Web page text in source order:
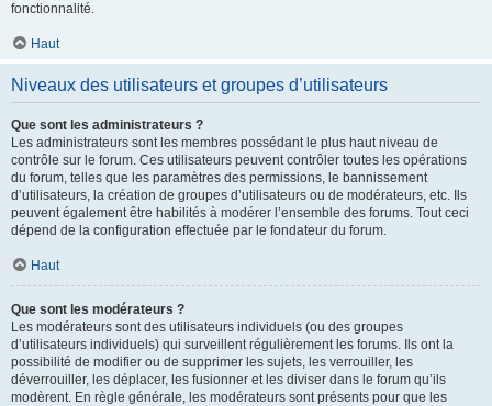
fonctionnalité.
Haut
Niveaux des utilisateurs et groupes d’utilisateurs
Que sont les administrateurs ?
Les administrateurs sont les membres possédant le plus haut niveau de
contrôle sur le forum. Ces utilisateurs peuvent contrôler toutes les opérations
du forum, telles que les paramètres des permissions, le bannissement
d’utilisateurs, la création de groupes d’utilisateurs ou de modérateurs, etc. Ils
peuvent également être habilités à modérer l’ensemble des forums. Tout ceci
dépend de la configuration effectuée par le fondateur du forum.
Haut
Que sont les modérateurs ?
Les modérateurs sont des utilisateurs individuels (ou des groupes
d’utilisateurs individuels) qui surveillent régulièrement les forums. Ils ont la
possibilité de modifier ou de supprimer les sujets, les verrouiller, les
déverrouiller, les déplacer, les fusionner et les diviser dans le forum qu’ils
modèrent. En règle générale, les modérateurs sont présents pour que les